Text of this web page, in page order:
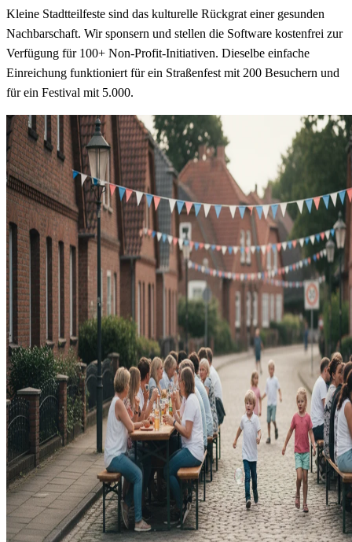
Kleine Stadtteilfeste sind das kulturelle Rückgrat einer gesunden
Nachbarschaft. Wir sponsern und stellen die Software kostenfrei zur
Verfügung für 100+ Non-Profit-Initiativen. Dieselbe einfache
Einreichung funktioniert für ein Straßenfest mit 200 Besuchern und
für ein Festival mit 5.000.